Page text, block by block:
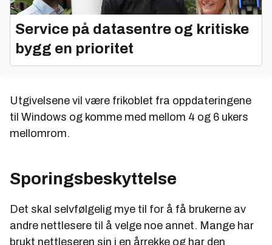
Service på datasentre og kritiske
bygg en prioritet
Utgivelsene vil være frikoblet fra oppdateringene
til Windows og komme med mellom 4 og 6 ukers
mellomrom.
Sporingsbeskyttelse
Det skal selvfølgelig mye til for å få brukerne av
andre nettlesere til å velge noe annet. Mange har
brukt nettleseren sin i en årrekke og har den